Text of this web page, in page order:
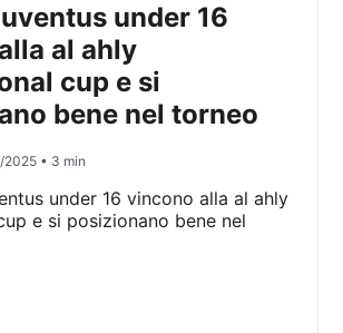
under 16
al ahly
cup e si
bene nel torneo
2025 • 3 min